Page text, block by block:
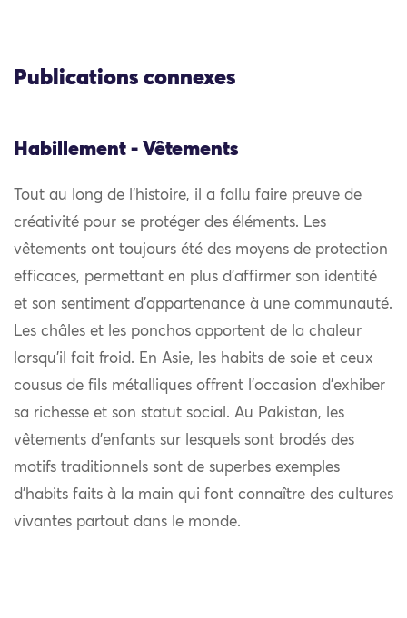
Publications connexes
Habillement - Vêtements
Tout au long de l’histoire, il a fallu faire preuve de
créativité pour se protéger des éléments. Les
vêtements ont toujours été des moyens de protection
efficaces, permettant en plus d’affirmer son identité
et son sentiment d’appartenance à une communauté.
Les châles et les ponchos apportent de la chaleur
lorsqu’il fait froid. En Asie, les habits de soie et ceux
cousus de fils métalliques offrent l’occasion d’exhiber
sa richesse et son statut social. Au Pakistan, les
vêtements d’enfants sur lesquels sont brodés des
motifs traditionnels sont de superbes exemples
d’habits faits à la main qui font connaître des cultures
vivantes partout dans le monde.